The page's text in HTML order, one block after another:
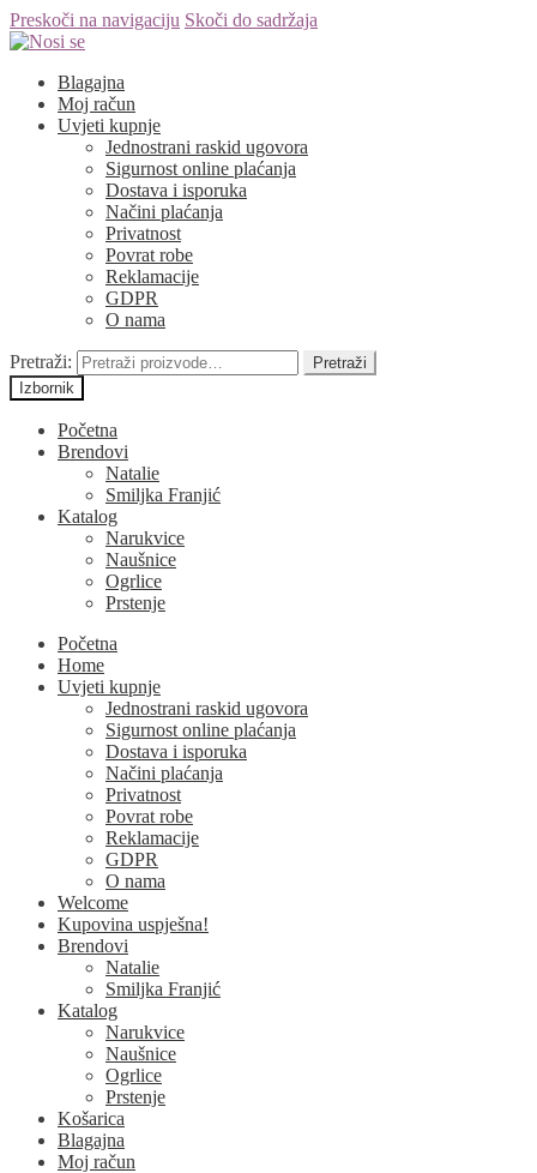
Preskoči na navigaciju Skoči do sadržaja
Blagajna
Moj račun
Uvjeti kupnje
Jednostrani raskid ugovora
Sigurnost online plaćanja
Dostava i isporuka
Načini plaćanja
Privatnost
Povrat robe
Reklamacije
GDPR
O nama
Pretraži:
Pretraži
Izbornik
Početna
Brendovi
Natalie
Smiljka Franjić
Katalog
Narukvice
Naušnice
Ogrlice
Prstenje
Početna
Home
Uvjeti kupnje
Jednostrani raskid ugovora
Sigurnost online plaćanja
Dostava i isporuka
Načini plaćanja
Privatnost
Povrat robe
Reklamacije
GDPR
O nama
Welcome
Kupovina uspješna!
Brendovi
Natalie
Smiljka Franjić
Katalog
Narukvice
Naušnice
Ogrlice
Prstenje
Košarica
Blagajna
Moj račun